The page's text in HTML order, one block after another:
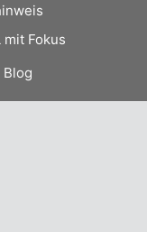
mit Fokus